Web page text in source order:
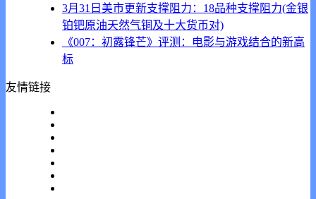
3月31日美市更新支撑阻力：18品种支撑阻力(金银
铂钯原油天然气铜及十大货币对)
《007：初露锋芒》评测：电影与游戏结合的新高
标
友情链接